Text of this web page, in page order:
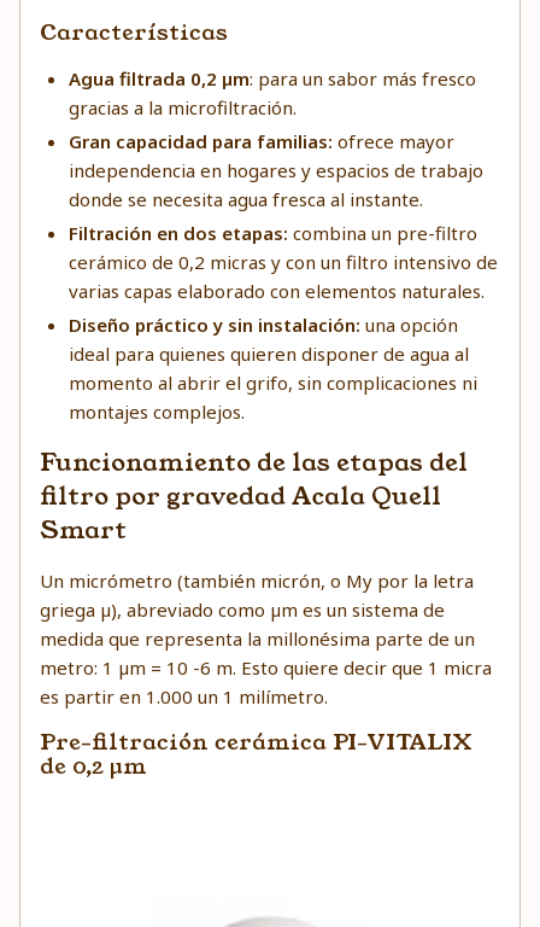
Características
Agua filtrada 0,2 µm: para un sabor más fresco
gracias a la microfiltración.
Gran capacidad para familias: ofrece mayor
independencia en hogares y espacios de trabajo
donde se necesita agua fresca al instante.
Filtración en dos etapas: combina un pre-filtro
cerámico de 0,2 micras y con un filtro intensivo de
varias capas elaborado con elementos naturales.
Diseño práctico y sin instalación: una opción
ideal para quienes quieren disponer de agua al
momento al abrir el grifo, sin complicaciones ni
montajes complejos.
Funcionamiento de las etapas del
filtro por gravedad Acala Quell
Smart
Un micrómetro (también micrón, o My por la letra
griega µ), abreviado como µm es un sistema de
medida que representa la millonésima parte de un
metro: 1 µm = 10 -6 m. Esto quiere decir que 1 micra
es partir en 1.000 un 1 milímetro.
Pre-filtración cerámica PI-VITALIX
de 0,2 µm